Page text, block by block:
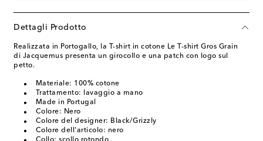
Dettagli Prodotto
Realizzata in Portogallo, la T-shirt in cotone Le T-shirt Gros Grain
di Jacquemus presenta un girocollo e una patch con logo sul
petto.
Materiale: 100% cotone
Trattamento: lavaggio a mano
Made in Portugal
Colore: Nero
Colore del designer: Black/Grizzly
Colore dell'articolo: nero
Collo: scollo rotondo